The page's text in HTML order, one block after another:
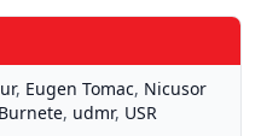
, Eugen Tomac, Nicusor
, udmr, USR